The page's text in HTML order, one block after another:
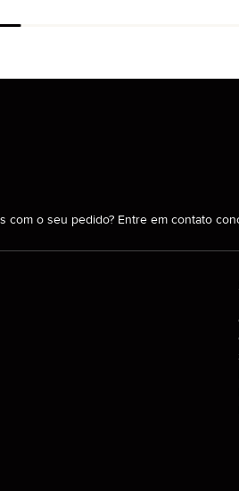
com o seu pedido? Entre em contato